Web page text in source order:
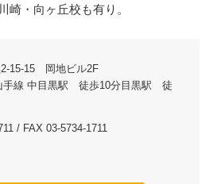
崎・向ヶ丘校も有り。
2-15-15 岡地ビル2F
手線 中目黒駅 徒歩10分目黒駅 徒
/ FAX 03-5734-1711